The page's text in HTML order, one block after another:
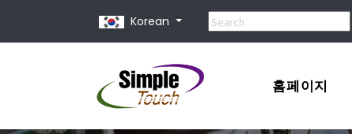
Korean
홈페이지